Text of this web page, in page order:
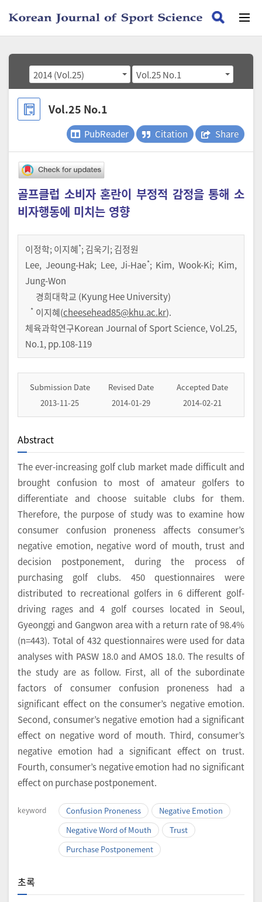
2014 (Vol.25) Vol.25 No.1
Vol.25 No.1
PubReader Citation Share
골프클럽 소비자 혼란이 부정적 감정을 통해 소
비자행동에 미치는 영향
이정학;이지혜*;김욱기;김정원
Lee, Jeoung-Hak; Lee, Ji-Hae*; Kim, Wook-Ki; Kim,
Jung-Won
경희대학교 (Kyung Hee University)
* 이지혜(cheesehead85@khu.ac.kr).
체육과학연구Korean Journal of Sport Science,Vol.25,
No.1,pp.108-119
Submission Date
2013-11-25
Revised Date
2014-01-29
Accepted Date
2014-02-21
Abstract
The ever-increasing golf club market made difficult and
brought confusion to most of amateur golfers to
differentiate and choose suitable clubs for them.
Therefore, the purpose of study was to examine how
consumer confusion proneness affects consumer’s
negative emotion, negative word of mouth, trust and
decision postponement, during the process of
purchasing golf clubs. 450 questionnaires were
distributed to recreational golfers in 6 different golf-
driving rages and 4 golf courses located in Seoul,
Gyeonggi and Gangwon area with a return rate of 98.4%
(n=443). Total of 432 questionnaires were used for data
analyses with PASW 18.0 and AMOS 18.0. The results of
the study are as follow. First, all of the subordinate
factors of consumer confusion proneness had a
significant effect on the consumer’s negative emotion.
Second, consumer’s negative emotion had a significant
effect on negative word of mouth. Third, consumer’s
negative emotion had a significant effect on trust.
Fourth, consumer’s negative emotion had no significant
effect on purchase postponement.
keyword Confusion Proneness
Negative Emotion
Negative Word of Mouth
Trust
Purchase Postponement
초록